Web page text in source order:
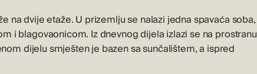
na dvije etaže. U prizemlju se nalazi jedna spavaća soba,
i blagovaonicom. Iz dnevnog dijela izlazi se na prostranu
dijelu smješten je bazen sa sunčalištem, a ispred